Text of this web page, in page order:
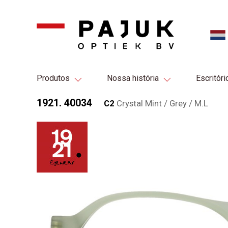
Produtos Nossa história
1921. 40034 C2 Crystal Mint / Grey / M.L